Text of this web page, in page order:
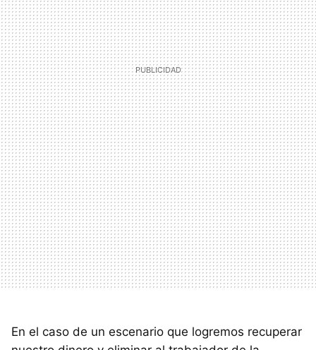
En el caso de un escenario que logremos recuperar